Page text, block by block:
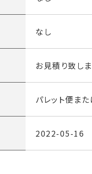
なし
お見積り致しま
パレット便ま
2022-05-16